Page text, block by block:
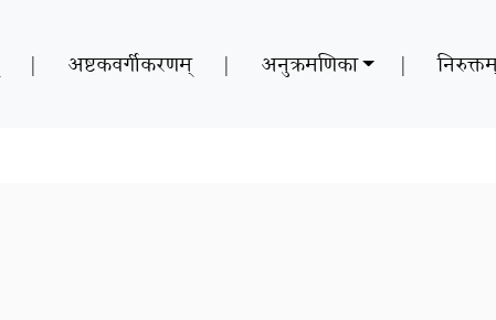
| अष्टकवर्गीकरणम् | अनुक्रमणिका |